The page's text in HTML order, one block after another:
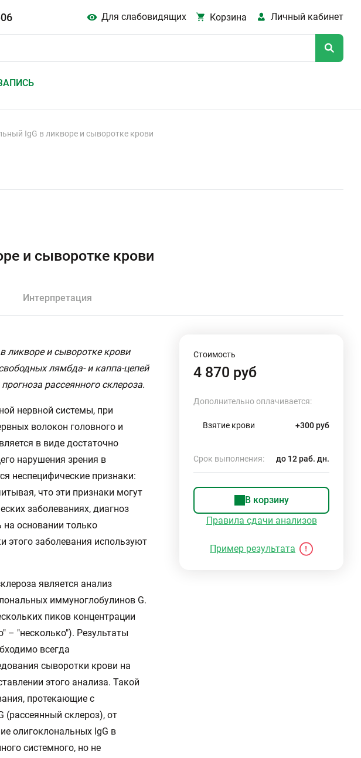
Для слабовидящих Корзина Личный кабинет
IgG в ликворе и сыворотке крови
и сыворотке крови
Интерпретация
ликворе и сыворотке крови
лямбда- и каппа-цепей
рассеянного склероза.
нервной системы, при
волокон головного и
в виде достаточно
нарушения зрения в
неспецифические признаки:
что эти признаки могут
заболеваниях, диагноз
на основании только
этого заболевания используют
является анализ
иммуноглобулинов G.
пиков концентрации
– "несколько"). Результаты
всегда
сыворотки крови на
этого анализа. Такой
протекающие с
склероз), от
олигоклональных IgG в
системного, но не
Стоимость
4 870 руб
Дополнительно оплачивается:
Взятие крови +300 руб
Срок выполнения: до 12 раб. дн.
В корзину
Правила сдачи анализов
Пример результата